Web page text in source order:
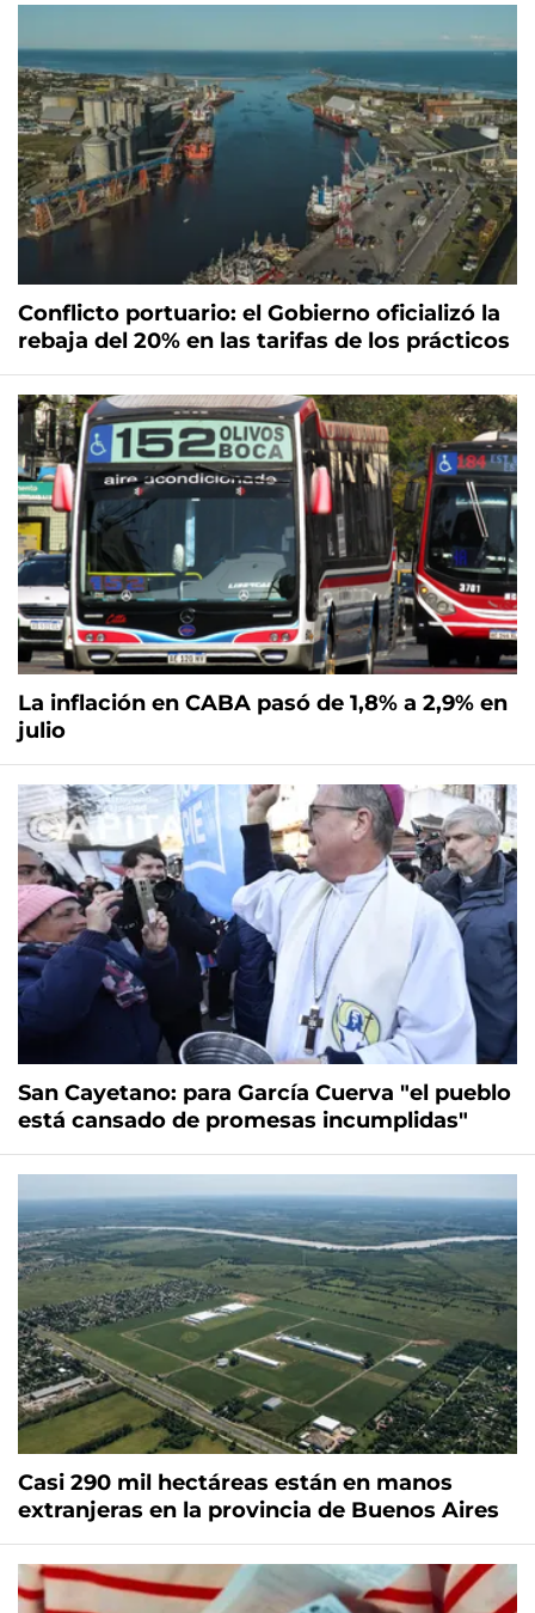
Conflicto portuario: el Gobierno oficializó la
rebaja del 20% en las tarifas de los prácticos
La inflación en CABA pasó de 1,8% a 2,9% en
julio
San Cayetano: para García Cuerva "el pueblo
está cansado de promesas incumplidas"
Casi 290 mil hectáreas están en manos
extranjeras en la provincia de Buenos Aires